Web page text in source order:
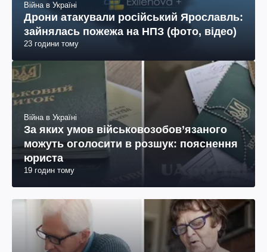
Війна в Україні
Дрони атакували російський Ярославль:
зайнялась пожежа на НПЗ (фото, відео)
23 години тому
Війна в Україні
За яких умов військовозобов’язаного
можуть оголосити в розшук: пояснення
юриста
19 годин тому